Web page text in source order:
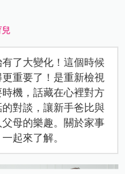
兒
了大變化！這個時候
重要了！是重新檢視
機，話藏在心裡對方
對談，讓新手爸比與
母的樂趣。關於家事
起來了解。